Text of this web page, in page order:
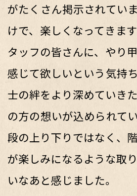
がたくさん掲示されてい
けで、楽しくなってきま
タッフの皆さんに、やり
感じて欲しいという気持
士の絆をより深めていき
の方の想いが込められて
段の上り下りではなく、
が楽しみになるような取
いなあと感じました。